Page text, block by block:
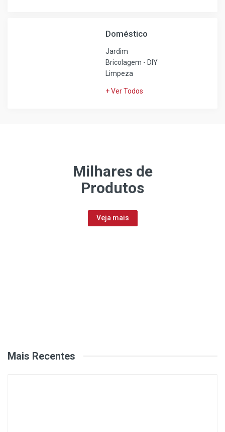
Doméstico
Jardim
Bricolagem - DIY
Limpeza
+ Ver Todos
Milhares de
Produtos
Veja mais
Mais Recentes